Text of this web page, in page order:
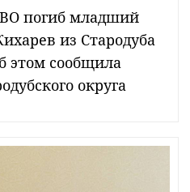
погиб младший
из Стародуба
этом сообщила
округа